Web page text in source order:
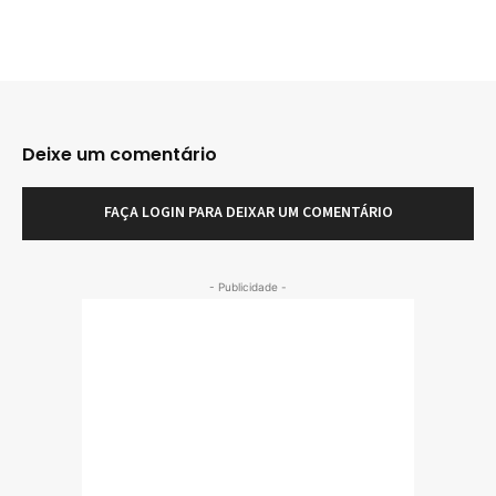
Deixe um comentário
FAÇA LOGIN PARA DEIXAR UM COMENTÁRIO
- Publicidade -